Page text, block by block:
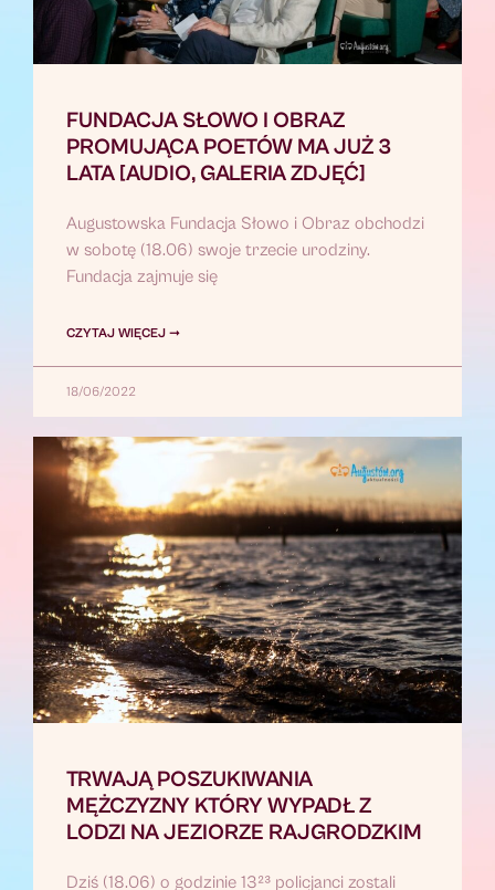
FUNDACJA SŁOWO I OBRAZ
PROMUJĄCA POETÓW MA JUŻ 3
LATA [AUDIO, GALERIA ZDJĘĆ]
Augustowska Fundacja Słowo i Obraz obchodzi
w sobotę (18.06) swoje trzecie urodziny.
Fundacja zajmuje się
CZYTAJ WIĘCEJ ➞
18/06/2022
TRWAJĄ POSZUKIWANIA
MĘŻCZYZNY KTÓRY WYPADŁ Z
LODZI NA JEZIORZE RAJGRODZKIM
Dziś (18.06) o godzinie 13²³ policjanci zostali